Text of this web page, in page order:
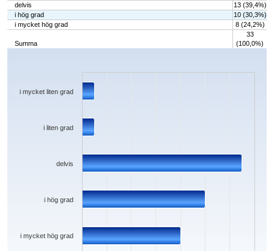
delvis
13 (39,4%)
i hög grad
10 (30,3%)
i mycket hög grad
8 (24,2%)
Summa
33
(100,0%)
Chart
The chart has 1 X axis displaying categories.
The chart has 1 Y axis displaying values. Data ranges from 1 to 13.
i mycket hög grad
i hög grad
delvis
i liten grad
i mycket liten grad